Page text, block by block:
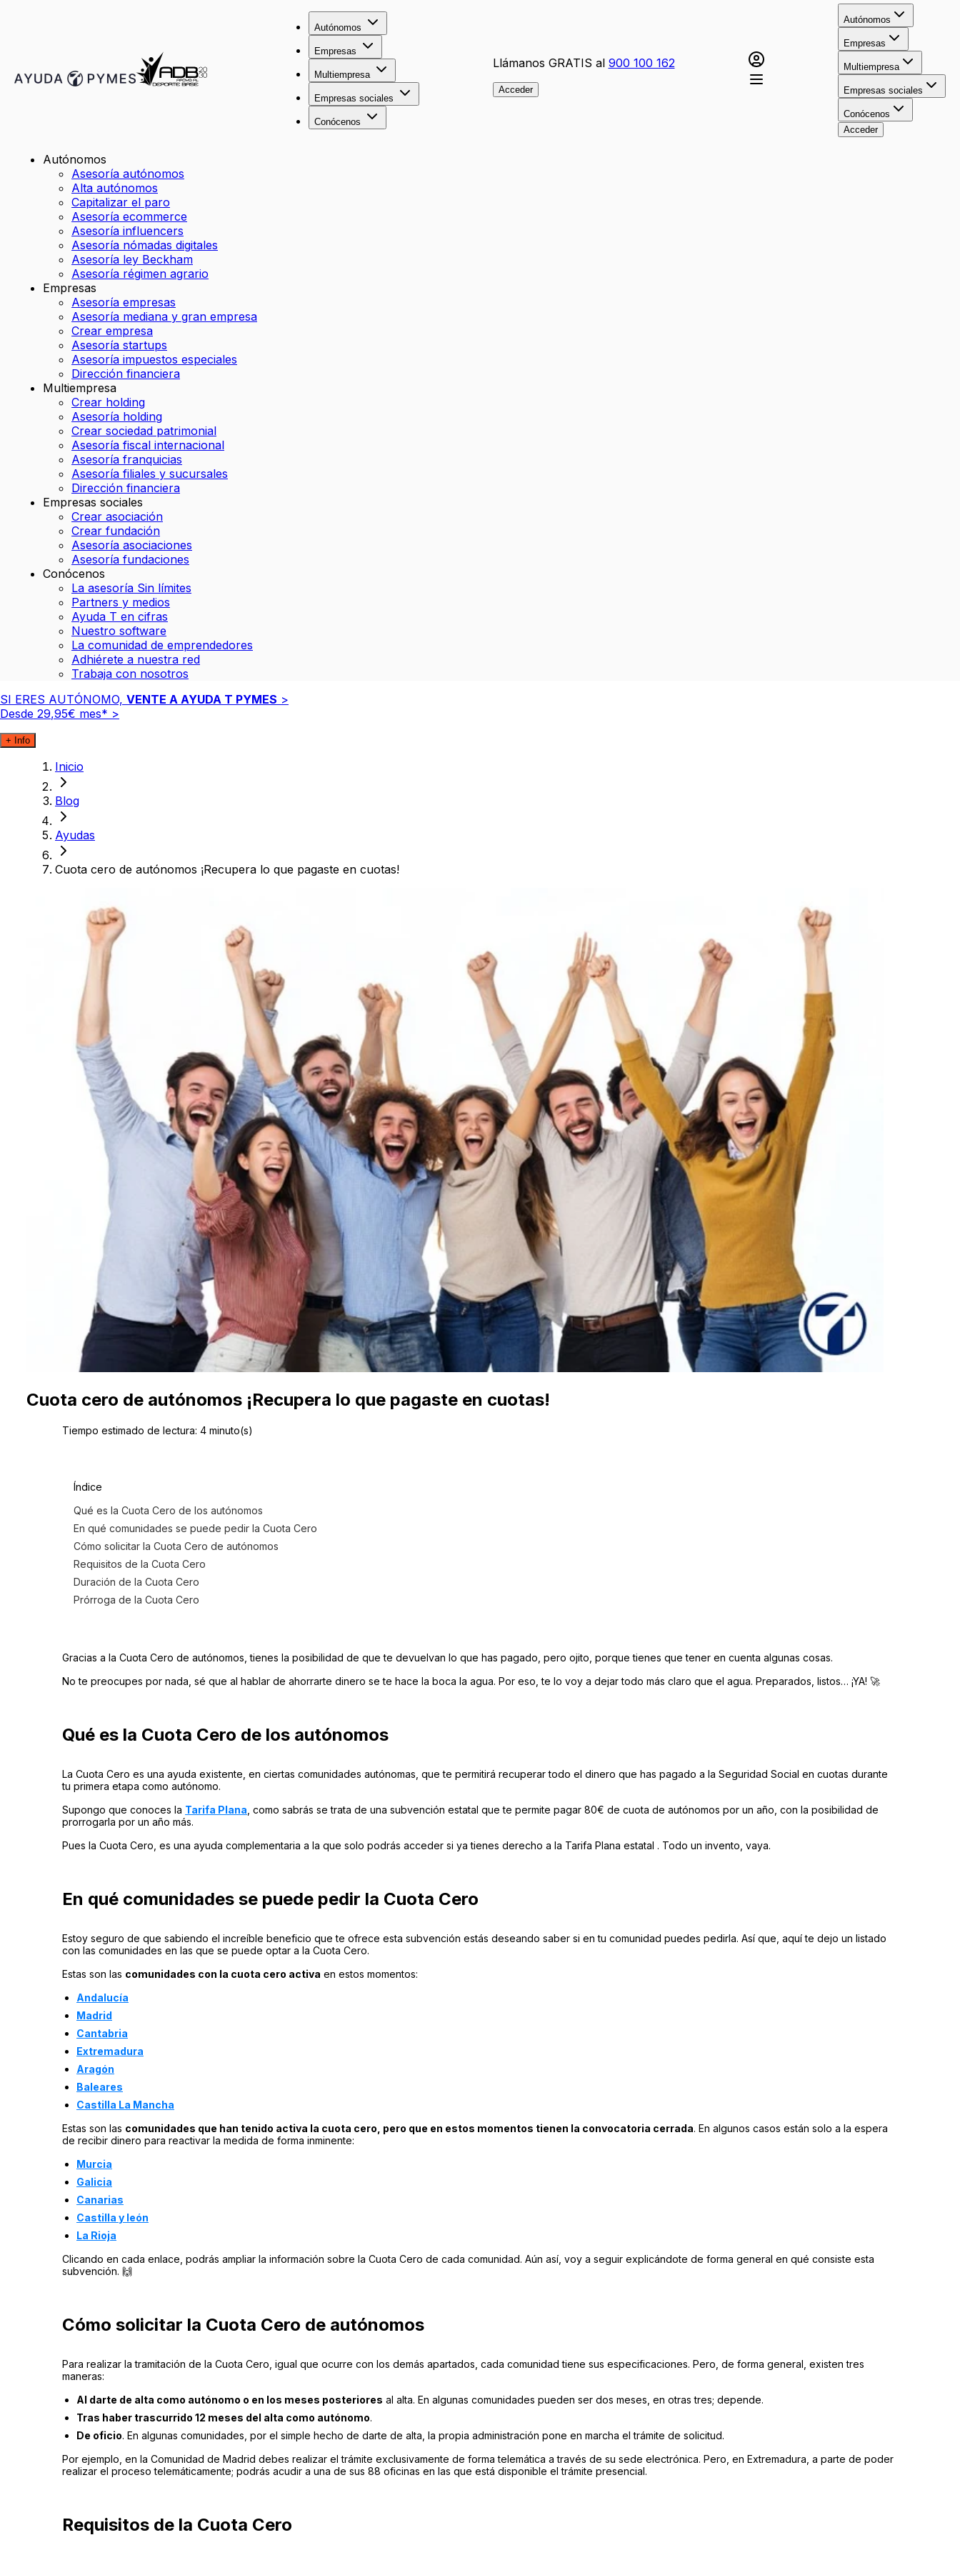
Autónomos
Empresas
Multiempresa
Empresas sociales
Conócenos
Llámanos GRATIS al 900 100 162
Acceder
Autónomos
Empresas
Multiempresa
Empresas sociales
Conócenos
Acceder
Autónomos
Asesoría autónomos
Alta autónomos
Capitalizar el paro
Asesoría ecommerce
Asesoría influencers
Asesoría nómadas digitales
Asesoría ley Beckham
Asesoría régimen agrario
Empresas
Asesoría empresas
Asesoría mediana y gran empresa
Crear empresa
Asesoría startups
Asesoría impuestos especiales
Dirección financiera
Multiempresa
Crear holding
Asesoría holding
Crear sociedad patrimonial
Asesoría fiscal internacional
Asesoría franquicias
Asesoría filiales y sucursales
Dirección financiera
Empresas sociales
Crear asociación
Crear fundación
Asesoría asociaciones
Asesoría fundaciones
Conócenos
La asesoría Sin límites
Partners y medios
Ayuda T en cifras
Nuestro software
La comunidad de emprendedores
Adhiérete a nuestra red
Trabaja con nosotros
SI ERES AUTÓNOMO, VENTE A AYUDA T PYMES >
Desde 29,95€ mes* >
+ Info
Inicio
Blog
Ayudas
Cuota cero de autónomos ¡Recupera lo que pagaste en cuotas!
Cuota cero de autónomos ¡Recupera lo que pagaste en cuotas!
Tiempo estimado de lectura: 4 minuto(s)
Índice
Qué es la Cuota Cero de los autónomos
En qué comunidades se puede pedir la Cuota Cero
Cómo solicitar la Cuota Cero de autónomos
Requisitos de la Cuota Cero
Duración de la Cuota Cero
Prórroga de la Cuota Cero
Gracias a la Cuota Cero de autónomos, tienes la posibilidad de que te devuelvan lo que has pagado, pero ojito, porque tienes que tener en cuenta algunas cosas.
No te preocupes por nada, sé que al hablar de ahorrarte dinero se te hace la boca la agua. Por eso, te lo voy a dejar todo más claro que el agua. Preparados, listos… ¡YA! 🚀
Qué es la Cuota Cero de los autónomos
La Cuota Cero es una ayuda existente, en ciertas comunidades autónomas, que te permitirá recuperar todo el dinero que has pagado a la Seguridad Social en cuotas durante
tu primera etapa como autónomo.
Supongo que conoces la Tarifa Plana , como sabrás se trata de una subvención estatal que te permite pagar 80€ de cuota de autónomos por un año, con la posibilidad de
prorrogarla por un año más.
Pues la Cuota Cero, es una ayuda complementaria a la que solo podrás acceder si ya tienes derecho a la Tarifa Plana estatal . Todo un invento, vaya.
En qué comunidades se puede pedir la Cuota Cero
Estoy seguro de que sabiendo el increíble beneficio que te ofrece esta subvención estás deseando saber si en tu comunidad puedes pedirla. Así que, aquí te dejo un listado
con las comunidades en las que se puede optar a la Cuota Cero.
Estas son las comunidades con la cuota cero activa en estos momentos:
Andalucía
Madrid
Cantabria
Extremadura
Aragón
Baleares
Castilla La Mancha
Estas son las comunidades que han tenido activa la cuota cero, pero que en estos momentos tienen la convocatoria cerrada. En algunos casos están solo a la espera
de recibir dinero para reactivar la medida de forma inminente:
Murcia
Galicia
Canarias
Castilla y león
La Rioja
Clicando en cada enlace, podrás ampliar la información sobre la Cuota Cero de cada comunidad. Aún así, voy a seguir explicándote de forma general en qué consiste esta
subvención. 🙌
Cómo solicitar la Cuota Cero de autónomos
Para realizar la tramitación de la Cuota Cero, igual que ocurre con los demás apartados, cada comunidad tiene sus especificaciones. Pero, de forma general, existen tres
maneras:
Al darte de alta como autónomo o en los meses posteriores al alta. En algunas comunidades pueden ser dos meses, en otras tres; depende.
Tras haber trascurrido 12 meses del alta como autónomo.
De oficio. En algunas comunidades, por el simple hecho de darte de alta, la propia administración pone en marcha el trámite de solicitud.
Por ejemplo, en la Comunidad de Madrid debes realizar el trámite exclusivamente de forma telemática a través de su sede electrónica. Pero, en Extremadura, a parte de poder
realizar el proceso telemáticamente; podrás acudir a una de sus 88 oficinas en las que está disponible el trámite presencial.
Requisitos de la Cuota Cero